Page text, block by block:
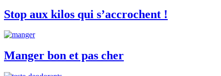
Stop aux kilos qui s’accrochent !
Manger bon et pas cher